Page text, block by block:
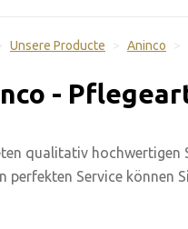
Unsere Producte Aninco
-
qualitativ hochwertigen
perfekten Service können